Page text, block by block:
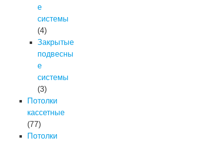
е
системы
(4)
Закрытые
подвесны
е
системы
(3)
Потолки
кассетные
(77)
Потолки